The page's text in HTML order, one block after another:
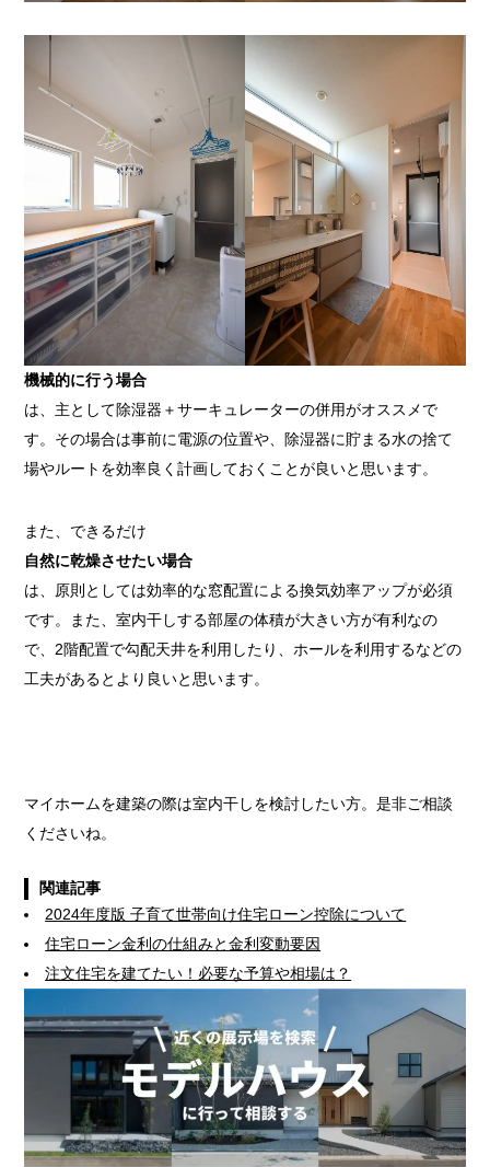
機械的に行う場合
は、主として除湿器＋サーキュレーターの併用がオススメで
す。その場合は事前に電源の位置や、除湿器に貯まる水の捨て
場やルートを効率良く計画しておくことが良いと思います。
また、できるだけ
自然に乾燥させたい場合
は、原則としては効率的な窓配置による換気効率アップが必須
です。また、室内干しする部屋の体積が大きい方が有利なの
で、2階配置で勾配天井を利用したり、ホールを利用するなどの
工夫があるとより良いと思います。
マイホームを建築の際は室内干しを検討したい方。是非ご相談
くださいね。
関連記事
2024年度版 子育て世帯向け住宅ローン控除について
住宅ローン金利の仕組みと金利変動要因
注文住宅を建てたい！必要な予算や相場は？